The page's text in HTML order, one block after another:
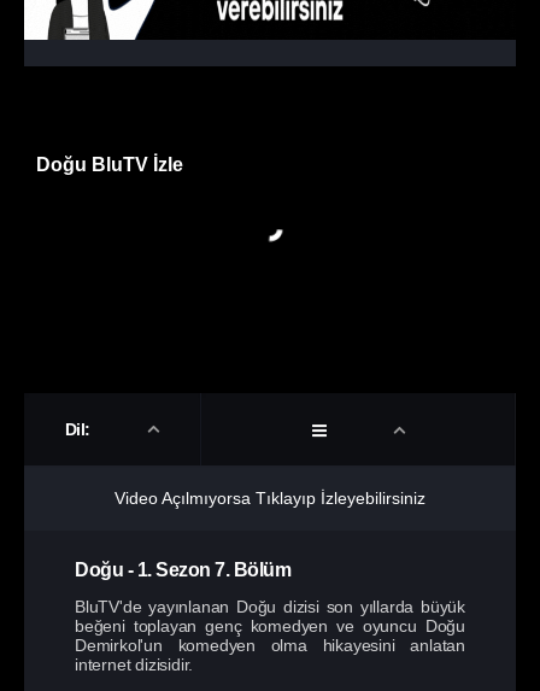
Doğu BluTV İzle
Dil:
Video Açılmıyorsa Tıklayıp İzleyebilirsiniz
Doğu - 1. Sezon 7. Bölüm
BluTV'de yayınlanan Doğu dizisi son yıllarda büyük
beğeni toplayan genç komedyen ve oyuncu Doğu
Demirkol'un komedyen olma hikayesini anlatan
internet dizisidir.